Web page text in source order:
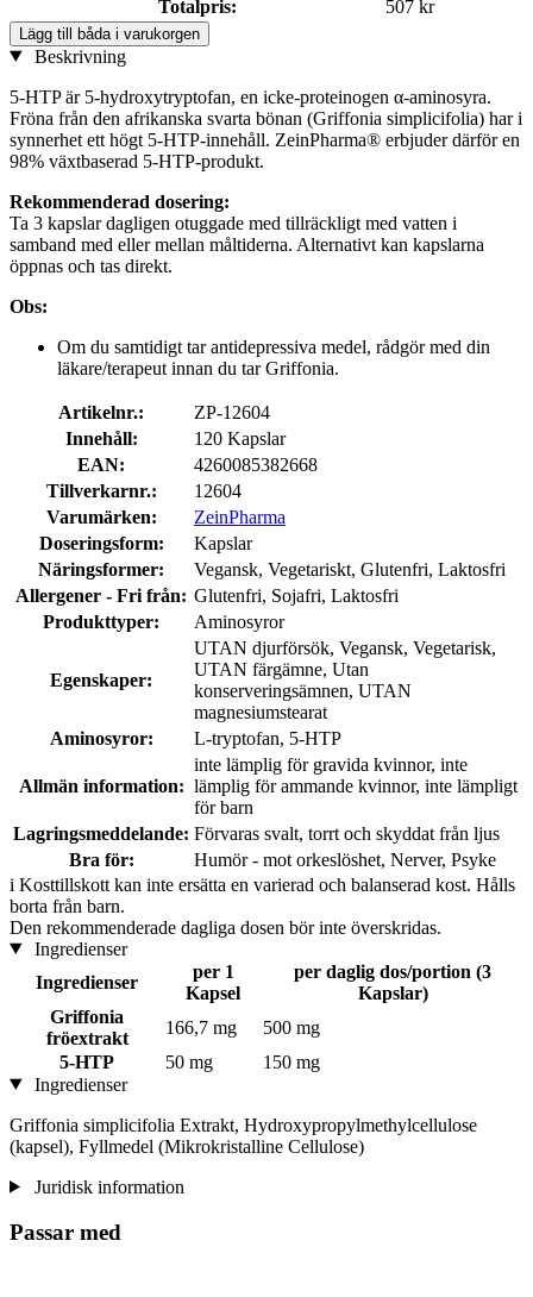
Totalpris: 507 kr
Lägg till båda i varukorgen
Beskrivning
5-HTP är 5-hydroxytryptofan, en icke-proteinogen α-aminosyra.
Fröna från den afrikanska svarta bönan (Griffonia simplicifolia) har i
synnerhet ett högt 5-HTP-innehåll. ZeinPharma® erbjuder därför en
98% växtbaserad 5-HTP-produkt.
Rekommenderad dosering:
Ta 3 kapslar dagligen otuggade med tillräckligt med vatten i
samband med eller mellan måltiderna. Alternativt kan kapslarna
öppnas och tas direkt.
Obs:
Om du samtidigt tar antidepressiva medel, rådgör med din
läkare/terapeut innan du tar Griffonia.
Artikelnr.:
ZP-12604
Innehåll:
120 Kapslar
EAN:
4260085382668
Tillverkarnr.:
12604
Varumärken:
ZeinPharma
Doseringsform:
Kapslar
Näringsformer:
Vegansk, Vegetariskt, Glutenfri, Laktosfri
Allergener - Fri från: Glutenfri, Sojafri, Laktosfri
Produkttyper:
Aminosyror
Egenskaper:
UTAN djurförsök, Vegansk, Vegetarisk,
UTAN färgämne, Utan
konserveringsämnen, UTAN
magnesiumstearat
Aminosyror:
L-tryptofan, 5-HTP
Allmän information:
inte lämplig för gravida kvinnor, inte
lämplig för ammande kvinnor, inte lämpligt
för barn
Lagringsmeddelande: Förvaras svalt, torrt och skyddat från ljus
Bra för:
Humör - mot orkeslöshet, Nerver, Psyke
i Kosttillskott kan inte ersätta en varierad och balanserad kost. Hålls
borta från barn.
Den rekommenderade dagliga dosen bör inte överskridas.
Ingredienser
Ingredienser
per 1
Kapsel
per daglig dos/portion (3
Kapslar)
Griffonia
fröextrakt
166,7 mg
500 mg
5-HTP
50 mg
150 mg
Ingredienser
Griffonia simplicifolia Extrakt, Hydroxypropylmethylcellulose
(kapsel), Fyllmedel (Mikrokristalline Cellulose)
Juridisk information
Passar med